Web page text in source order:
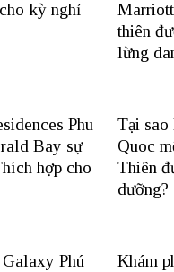
kỳ nghỉ
thiên
lừng
Phu
Bay sự
hợp cho
Tại sao
Quoc
Thiên
dưỡng?
Phú
Khám